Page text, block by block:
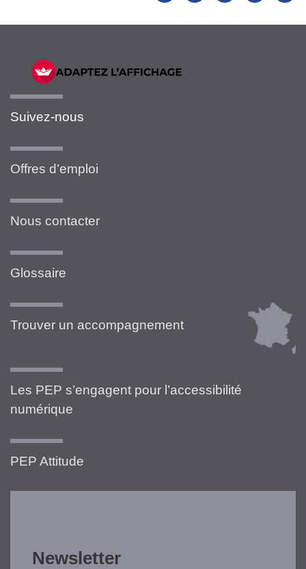
Suivez-nous
Offres d’emploi
Nous contacter
Glossaire
Trouver un accompagnement
Les PEP s’engagent pour l’accessibilité
numérique
PEP Attitude
Newsletter